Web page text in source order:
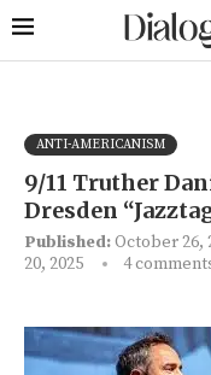
ANTI-AMERICANISM
9/11 Truther
Dresden
Published:October 26,
20, 2025
4